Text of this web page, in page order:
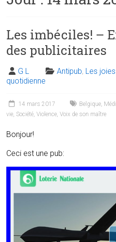
Les imbéciles! –
des publicitaires
G L Antipub, Les
quotidienne
14 mars 2017 Belgique,
vie, Société,Violence,Voix de son maître
Bonjour!
Ceci est une pub: